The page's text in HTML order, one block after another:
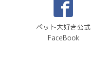
ペット大好き公式
FaceBook